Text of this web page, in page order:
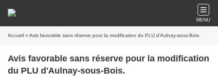
MENU
Accueil » Avis favorable sans réserve pour la modification du PLU d'Aulnay-sous-Bois.
Avis favorable sans réserve pour la modification
du PLU d'Aulnay-sous-Bois.